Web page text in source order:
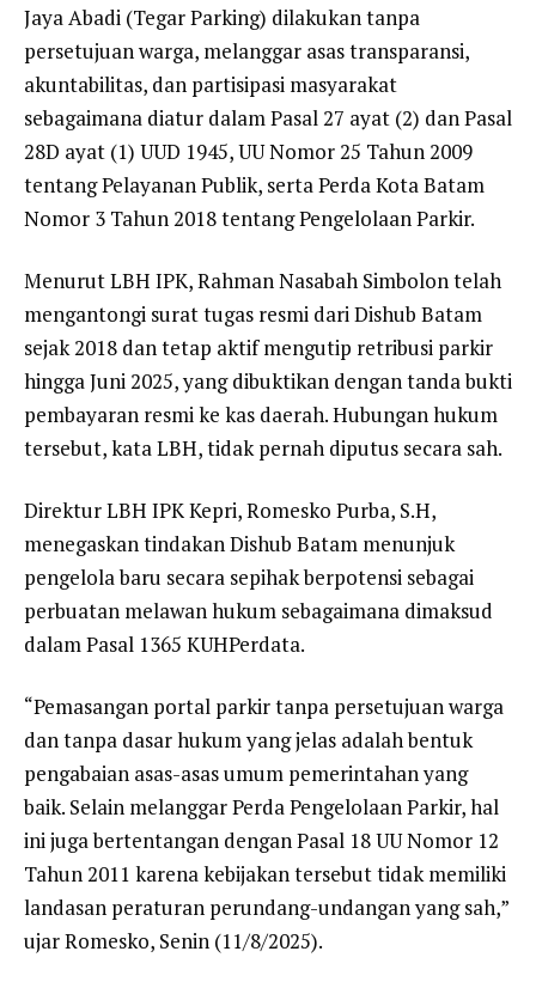
Jaya Abadi (Tegar Parking) dilakukan tanpa
persetujuan warga, melanggar asas transparansi,
akuntabilitas, dan partisipasi masyarakat
sebagaimana diatur dalam Pasal 27 ayat (2) dan Pasal
28D ayat (1) UUD 1945, UU Nomor 25 Tahun 2009
tentang Pelayanan Publik, serta Perda Kota Batam
Nomor 3 Tahun 2018 tentang Pengelolaan Parkir.
Menurut LBH IPK, Rahman Nasabah Simbolon telah
mengantongi surat tugas resmi dari Dishub Batam
sejak 2018 dan tetap aktif mengutip retribusi parkir
hingga Juni 2025, yang dibuktikan dengan tanda bukti
pembayaran resmi ke kas daerah. Hubungan hukum
tersebut, kata LBH, tidak pernah diputus secara sah.
Direktur LBH IPK Kepri, Romesko Purba, S.H,
menegaskan tindakan Dishub Batam menunjuk
pengelola baru secara sepihak berpotensi sebagai
perbuatan melawan hukum sebagaimana dimaksud
dalam Pasal 1365 KUHPerdata.
“Pemasangan portal parkir tanpa persetujuan warga
dan tanpa dasar hukum yang jelas adalah bentuk
pengabaian asas-asas umum pemerintahan yang
baik. Selain melanggar Perda Pengelolaan Parkir, hal
ini juga bertentangan dengan Pasal 18 UU Nomor 12
Tahun 2011 karena kebijakan tersebut tidak memiliki
landasan peraturan perundang-undangan yang sah,”
ujar Romesko, Senin (11/8/2025).